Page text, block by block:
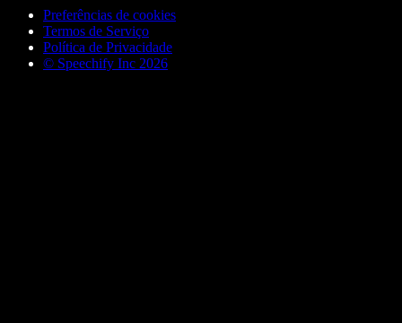
Preferências de cookies
Termos de Serviço
Política de Privacidade
© Speechify Inc 2026